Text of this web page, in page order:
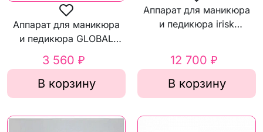
Аппарат для маникюра
и педикюра GLOBAL
FASHION М 12 68Вт
3 560 ₽
В корзину
Аппарат для маникюра
и педикюра irisk
12 700 ₽
В корзину